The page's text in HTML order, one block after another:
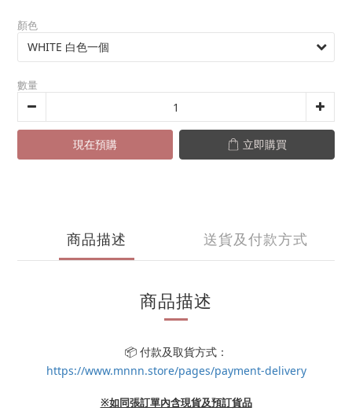
顏色
數量
現在預購 立即購買
商品描述 送貨及付款方式
商品描述
📦 付款及取貨方式：
https://www.mnnn.store/pages/payment-delivery
※如同張訂單內含現貨及預訂貨品